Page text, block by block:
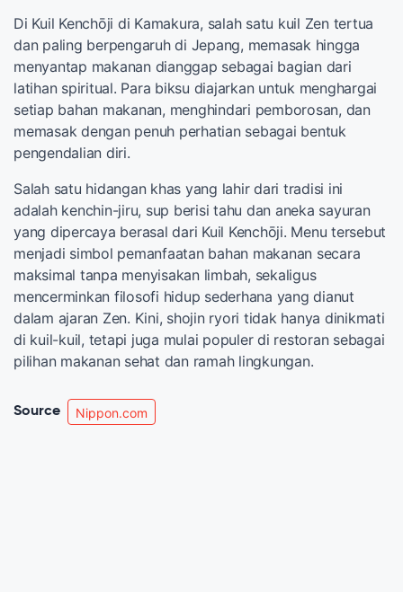
Di Kuil Kenchōji di Kamakura, salah satu kuil Zen tertua
dan paling berpengaruh di Jepang, memasak hingga
menyantap makanan dianggap sebagai bagian dari
latihan spiritual. Para biksu diajarkan untuk menghargai
setiap bahan makanan, menghindari pemborosan, dan
memasak dengan penuh perhatian sebagai bentuk
pengendalian diri.
Salah satu hidangan khas yang lahir dari tradisi ini
adalah kenchin-jiru, sup berisi tahu dan aneka sayuran
yang dipercaya berasal dari Kuil Kenchōji. Menu tersebut
menjadi simbol pemanfaatan bahan makanan secara
maksimal tanpa menyisakan limbah, sekaligus
mencerminkan filosofi hidup sederhana yang dianut
dalam ajaran Zen. Kini, shojin ryori tidak hanya dinikmati
di kuil-kuil, tetapi juga mulai populer di restoran sebagai
pilihan makanan sehat dan ramah lingkungan.
Source Nippon.com